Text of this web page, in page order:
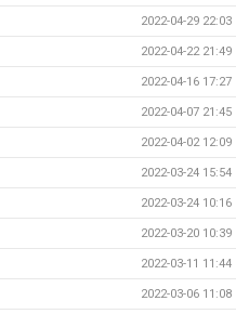
2022-04-29 22:03
2022-04-22 21:49
2022-04-16 17:27
2022-04-07 21:45
2022-04-02 12:09
2022-03-24 15:54
2022-03-24 10:16
2022-03-20 10:39
2022-03-11 11:44
2022-03-06 11:08